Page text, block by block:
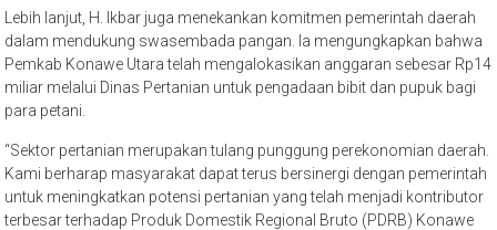
Lebih lanjut, H. Ikbar juga menekankan komitmen pemerintah daerah
dalam mendukung swasembada pangan. Ia mengungkapkan bahwa
Pemkab Konawe Utara telah mengalokasikan anggaran sebesar Rp14
miliar melalui Dinas Pertanian untuk pengadaan bibit dan pupuk bagi
para petani.
“Sektor pertanian merupakan tulang punggung perekonomian daerah.
Kami berharap masyarakat dapat terus bersinergi dengan pemerintah
untuk meningkatkan potensi pertanian yang telah menjadi kontributor
terbesar terhadap Produk Domestik Regional Bruto (PDRB) Konawe